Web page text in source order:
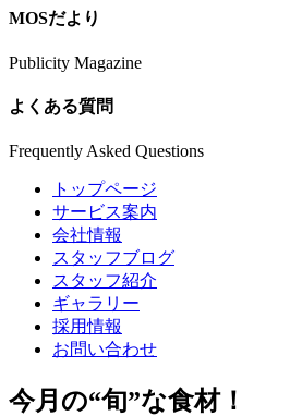
MOSだより
Publicity Magazine
よくある質問
Frequently Asked Questions
トップページ
サービス案内
会社情報
スタッフブログ
スタッフ紹介
ギャラリー
採用情報
お問い合わせ
今月の“旬”な食材！